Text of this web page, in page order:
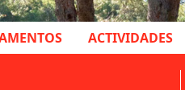
ACTIVIDADES